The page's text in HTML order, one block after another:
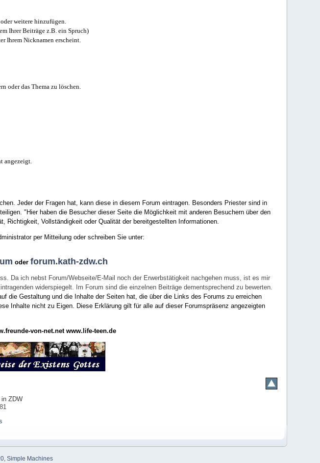
weitere hinzufügen.
Ihrer Beiträge z.B. ein Spruch)
Ihrem Nicknamen erscheint.
oder das Thema zu löschen.
angezeigt.
Jeder der Fragen hat, kann diese in diesem Forum eintragen. Besonders Priester sind in
"Hier haben die Besucher dieser Seite die Möglichkeit mit anderen Besuchern über den
Richtigkeit, Vollständigkeit oder Qualität der bereitgestellten Informationen.
per Mitteilung oder schreiben Sie unter:
oderforum.kath-zdw.ch
Da ich nebst Forum/Webseite/E-Mail noch der Erwerbstätigkeit nachgehen muss, ist es mir
widerspiegelt. Im Forum sind die einzelnen Beiträge dementsprechend zu bewerten.
die Gestaltung und die Inhalte der Seiten hat, die über die Links des Forums zu erreichen
Inhalte nicht zu Eigen. Diese Erklärung gilt für alle auf dieser Forumspräsenz angezeigten
von-net.net www.life-teen.de
ZDW
Simple Machines